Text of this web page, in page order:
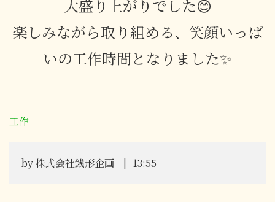
大盛り上がりでした😊
楽しみながら取り組める、笑顔いっぱ
いの工作時間となりました✨
工作
by株式会社銭形企画 13:55